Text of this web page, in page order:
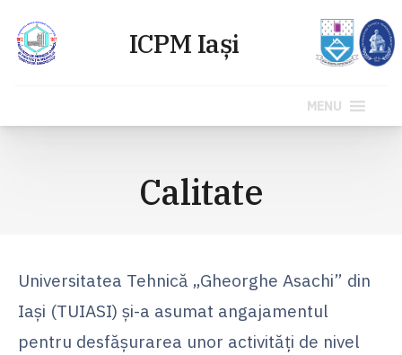
MENU
Calitate
Universitatea Tehnică „Gheorghe Asachi” din
Iaşi (TUIASI) şi-a asumat angajamentul
pentru desfăşurarea unor activităţi de nivel